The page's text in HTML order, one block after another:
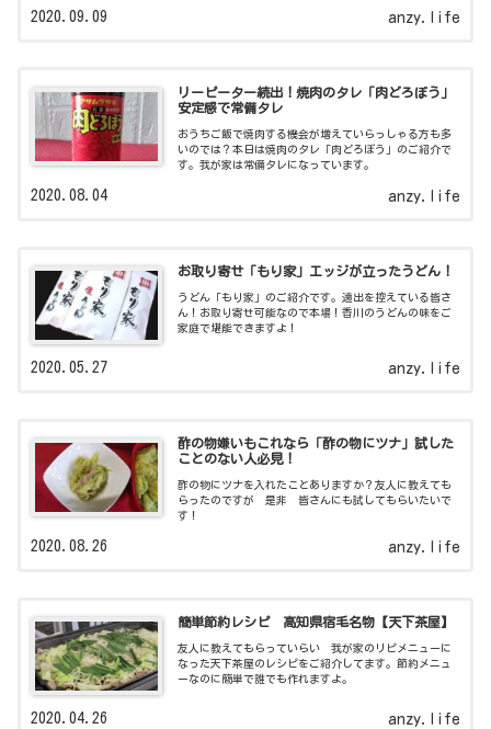
anzy.life
2020.09.09
リーピーター続出！焼肉のタレ「肉どろぼう」
安定感で常備タレ
おうちご飯で焼肉する機会が増えていらっしゃる方も多
いのでは？本日は焼肉のタレ「肉どろぼう」のご紹介で
す。我が家は常備タレになっています。
anzy.life
2020.08.04
お取り寄せ「もり家」エッジが立ったうどん！
うどん「もり家」のご紹介です。遠出を控えている皆さ
ん！お取り寄せ可能なので本場！香川のうどんの味をご
家庭で堪能できますよ！
anzy.life
2020.05.27
酢の物嫌いもこれなら「酢の物にツナ」試した
ことのない人必見！
酢の物にツナを入れたことありますか？友人に教えても
らったのですが 是非 皆さんにも試してもらいたいで
す！
anzy.life
2020.08.26
簡単節約レシピ 高知県宿毛名物【天下茶屋】
友人に教えてもらっていらい 我が家のリピメニューに
なった天下茶屋のレシピをご紹介してます。節約メニュ
ーなのに簡単で誰でも作れますよ。
anzy.life
2020.04.26